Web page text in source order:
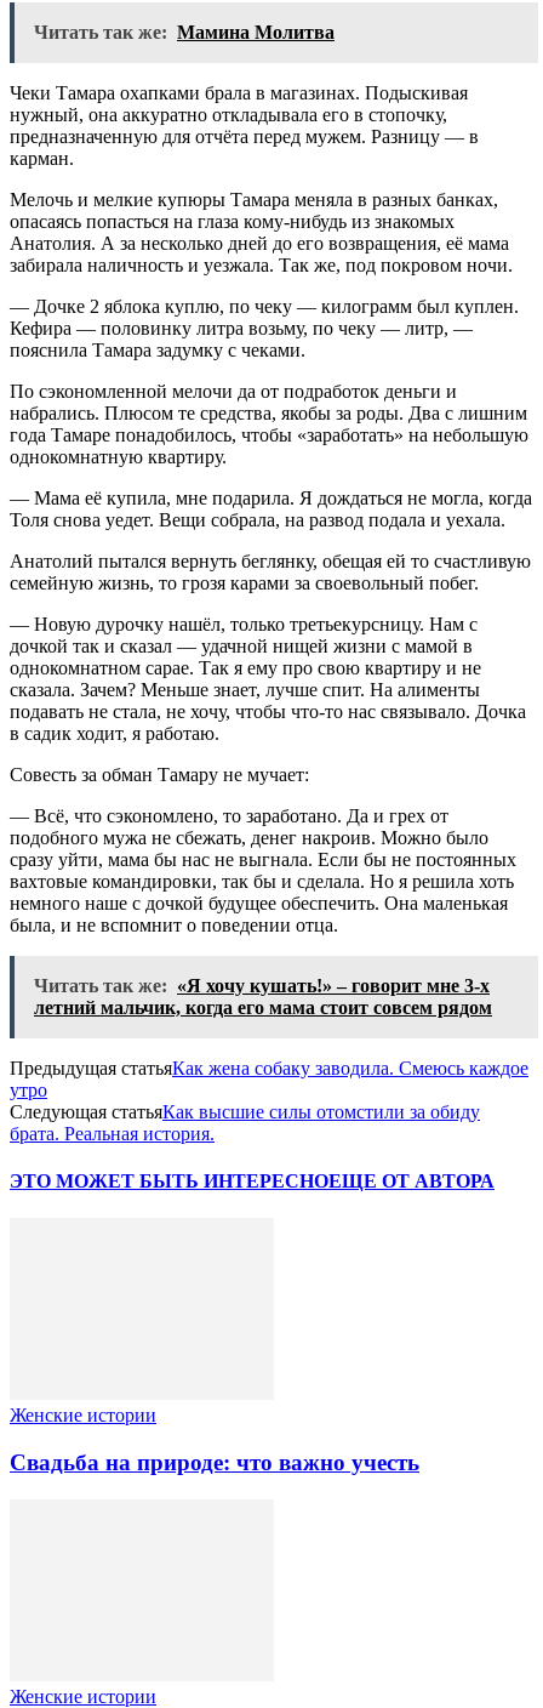
Читать так же: Мамина Молитва
Чеки Тамара охапками брала в магазинах. Подыскивая
нужный, она аккуратно откладывала его в стопочку,
предназначенную для отчёта перед мужем. Разницу — в
карман.
Мелочь и мелкие купюры Тамара меняла в разных банках,
опасаясь попасться на глаза кому-нибудь из знакомых
Анатолия. А за несколько дней до его возвращения, её мама
забирала наличность и уезжала. Так же, под покровом ночи.
— Дочке 2 яблока куплю, по чеку — килограмм был куплен.
Кефира — половинку литра возьму, по чеку — литр, —
пояснила Тамара задумку с чеками.
По сэкономленной мелочи да от подработок деньги и
набрались. Плюсом те средства, якобы за роды. Два с лишним
года Тамаре понадобилось, чтобы «заработать» на небольшую
однокомнатную квартиру.
— Мама её купила, мне подарила. Я дождаться не могла, когда
Толя снова уедет. Вещи собрала, на развод подала и уехала.
Анатолий пытался вернуть беглянку, обещая ей то счастливую
семейную жизнь, то грозя карами за своевольный побег.
— Новую дурочку нашёл, только третьекурсницу. Нам с
дочкой так и сказал — удачной нищей жизни с мамой в
однокомнатном сарае. Так я ему про свою квартиру и не
сказала. Зачем? Меньше знает, лучше спит. На алименты
подавать не стала, не хочу, чтобы что-то нас связывало. Дочка
в садик ходит, я работаю.
Совесть за обман Тамару не мучает:
— Всё, что сэкономлено, то заработано. Да и грех от
подобного мужа не сбежать, денег накроив. Можно было
сразу уйти, мама бы нас не выгнала. Если бы не постоянных
вахтовые командировки, так бы и сделала. Но я решила хоть
немного наше с дочкой будущее обеспечить. Она маленькая
была, и не вспомнит о поведении отца.
Читать так же: «Я хочу кушать!» – говорит мне 3-х
летний мальчик, когда его мама стоит совсем рядом
Предыдущая статьяКак жена собаку заводила. Смеюсь каждое
утро
Следующая статьяКак высшие силы отомстили за обиду
брата. Реальная история.
ЭТО МОЖЕТ БЫТЬ ИНТЕРЕСНОЕЩЕ ОТ АВТОРА
Женские истории
Свадьба на природе: что важно учесть
Женские истории